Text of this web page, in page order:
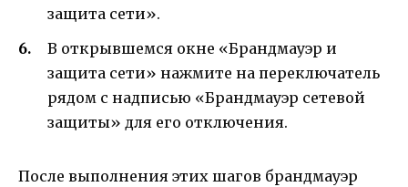
защита сети».
В открывшемся окне «Брандмауэр и
защита сети» нажмите на переключатель
рядом с надписью «Брандмауэр сетевой
защиты» для его отключения.
После выполнения этих шагов брандмауэр